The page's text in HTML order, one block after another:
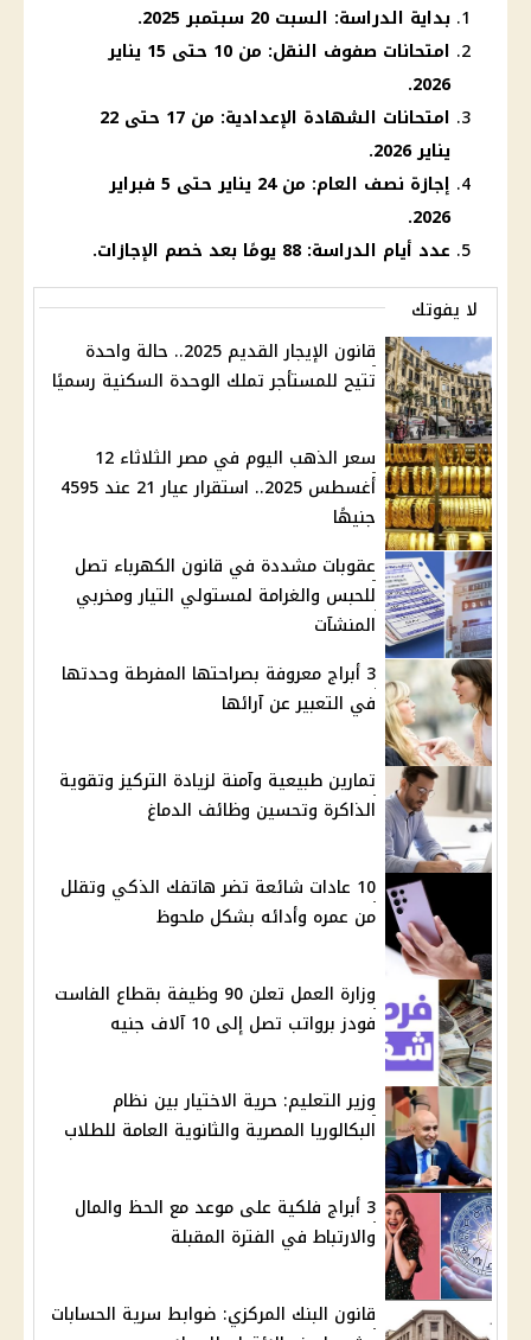
بداية الدراسة: السبت 20 سبتمبر 2025.
امتحانات صفوف النقل: من 10 حتى 15 يناير
2026.
امتحانات الشهادة الإعدادية: من 17 حتى 22
يناير 2026.
إجازة نصف العام: من 24 يناير حتى 5 فبراير
2026.
عدد أيام الدراسة: 88 يومًا بعد خصم الإجازات.
لا يفوتك
قانون الإيجار القديم 2025.. حالة واحدة
تتيح للمستأجر تملك الوحدة السكنية رسميًا
سعر الذهب اليوم في مصر الثلاثاء 12
أغسطس 2025.. استقرار عيار 21 عند 4595
جنيهًا
عقوبات مشددة في قانون الكهرباء تصل
للحبس والغرامة لمستولي التيار ومخربي
المنشآت
3 أبراج معروفة بصراحتها المفرطة وحدتها
في التعبير عن آرائها
تمارين طبيعية وآمنة لزيادة التركيز وتقوية
الذاكرة وتحسين وظائف الدماغ
10 عادات شائعة تضر هاتفك الذكي وتقلل
من عمره وأدائه بشكل ملحوظ
وزارة العمل تعلن 90 وظيفة بقطاع الفاست
فودز برواتب تصل إلى 10 آلاف جنيه
وزير التعليم: حرية الاختيار بين نظام
البكالوريا المصرية والثانوية العامة للطلاب
3 أبراج فلكية على موعد مع الحظ والمال
والارتباط في الفترة المقبلة
قانون البنك المركزي: ضوابط سرية الحسابات